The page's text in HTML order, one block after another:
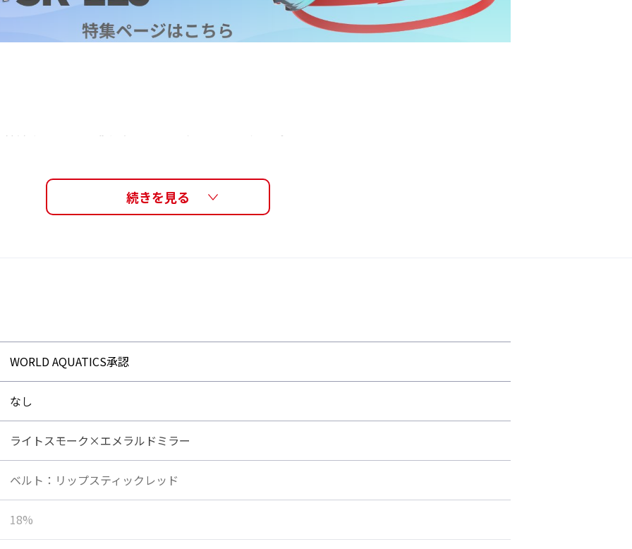
適なフィット感を実現。ノンクッションタイプ。
子どもの顔に合わせた専用設計
WORLD AQUATICS承認
なし
ライトスモーク×エメラルドミラー
ベルト：リップスティックレッド
18%